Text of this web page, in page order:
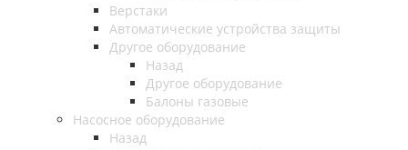
Верстаки
Автоматические устройства защиты
Другое оборудование
Назад
Другое оборудование
Балоны газовые
Насосное оборудование
Назад